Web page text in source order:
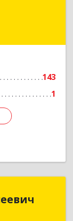
143
1
Садовая
р-